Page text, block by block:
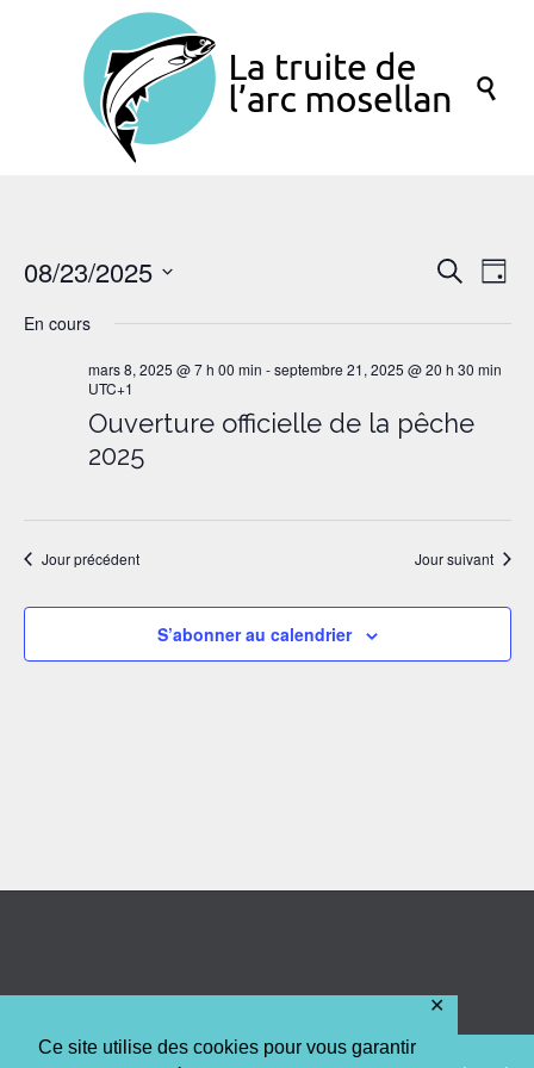
Ce site utilise des cookies pour vous garantir
✕

de
vues
Recherche
Jour
08/23/2025
une
En cours
mars 8, 2025 @ 7 h 00 min -septembre 21, 2025 @ 20 h 30 min
UTC+1
Ouverture officielle de la pêche
2025
Jour précédent Jour suivant
S’abonner au calendrier